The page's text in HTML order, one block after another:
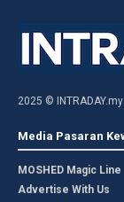
2025 ©
Media Pasaran
MOSHED Magic Line
Advertise With Us